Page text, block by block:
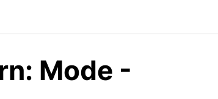
Mode -